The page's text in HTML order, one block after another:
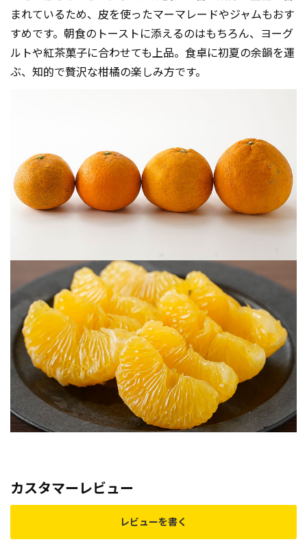
まれているため、皮を使ったマーマレードやジャムもおす
すめです。朝食のトーストに添えるのはもちろん、ヨーグ
ルトや紅茶菓子に合わせても上品。食卓に初夏の余韻を運
ぶ、知的で贅沢な柑橘の楽しみ方です。
カスタマーレビュー
レビューを書く